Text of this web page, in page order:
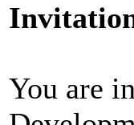
You are